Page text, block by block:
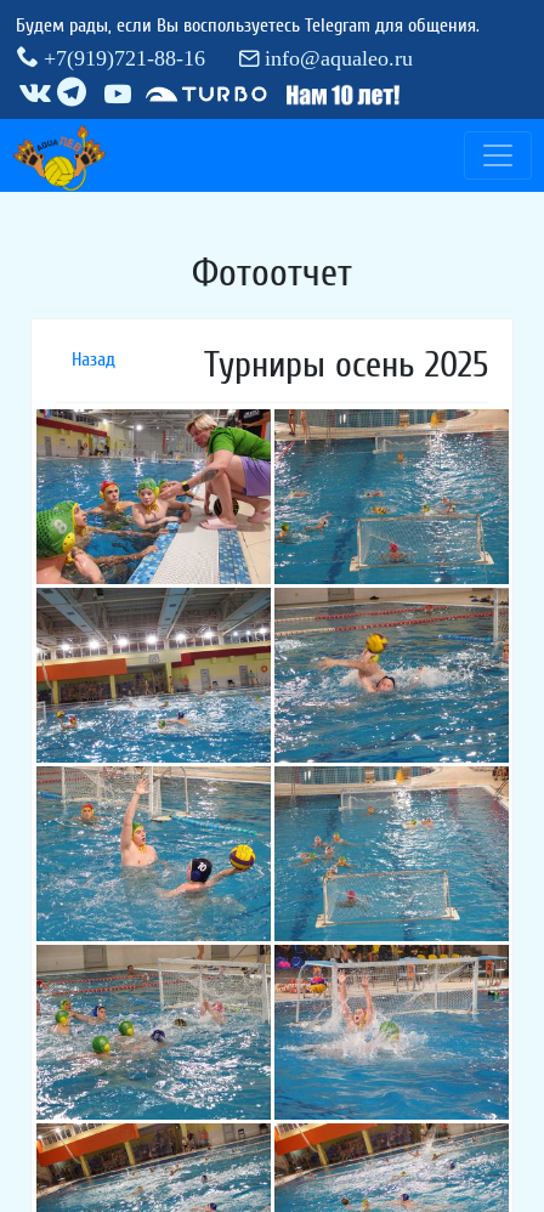
Будем рады, если Вы воспользуетесь Telegram для общения.
+7(919)721-88-16
info@aqualeo.ru
Фотоотчет
Назад Турниры осень 2025